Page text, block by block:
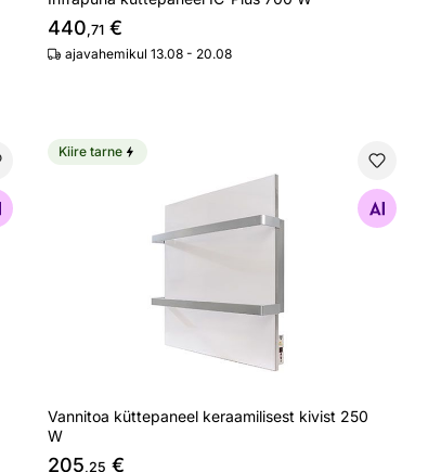
440,71 €
ajavahemikul 13.08 - 20.08
Vannitoa küttepaneel keraamilisest kivist 250 W
Kiire tarne
Vannitoa küttepaneel keraamilisest kivist 250
W
205,25 €